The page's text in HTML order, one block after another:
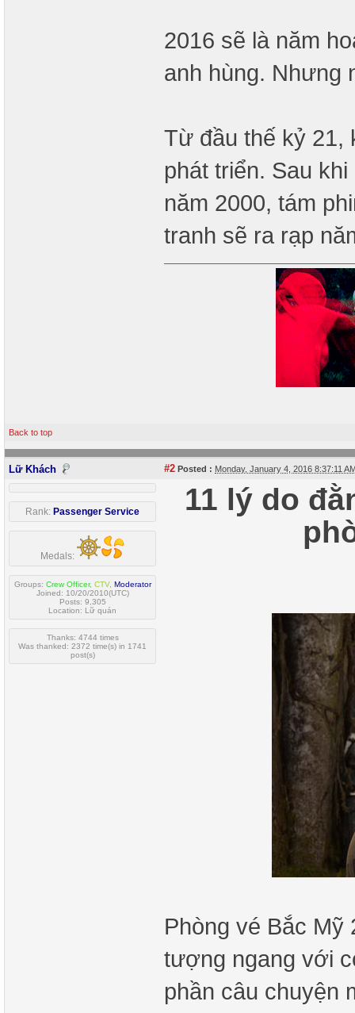
2016 sẽ là năm
anh hùng. Nhưng
Từ đầu thế kỷ 21,
phát triển. Sau
năm 2000, tám
tranh sẽ ra rạp
Back to top
Lữ Khách #2 Posted : Monday, January 4, 2016 8:37:11
Rank: Passenger Service
Medals:
Groups: Crew Officer, CTV, Moderator
Joined: 10/20/2010(UTC)
Posts: 9,305
Location: Lữ quán
Thanks: 4744 times
Was thanked: 2372 time(s) in 1741
post(s)
11 lý do
Phòng vé Bắc Mỹ
tượng ngang với
phần câu chuyện